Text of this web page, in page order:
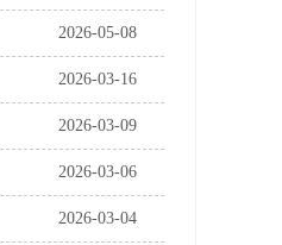
2026-05-08
2026-03-16
2026-03-09
2026-03-06
2026-03-04